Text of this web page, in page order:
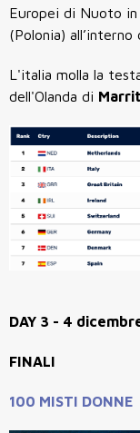
Europei di Nuoto
(Polonia)
L'italia molla la
dell'Olanda di
DAY 3 - 4
FINALI
100 MISTI DONNE